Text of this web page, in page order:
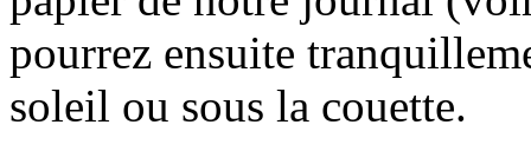
pourrez ensuite
soleil ou sous la couette.